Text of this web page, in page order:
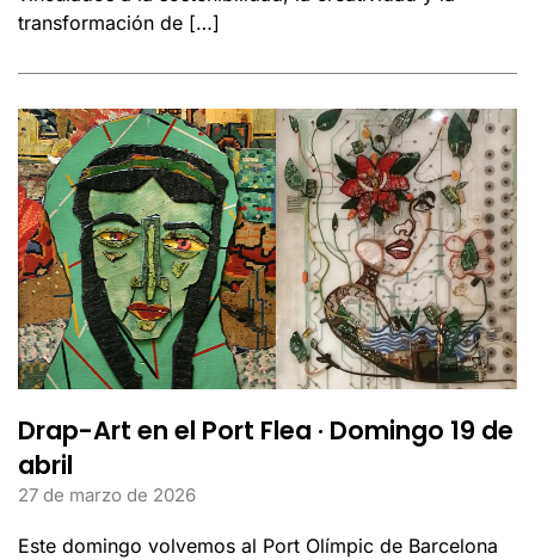
transformación de […]
Drap-Art en el Port Flea · Domingo 19 de
abril
27 de marzo de 2026
Este domingo volvemos al Port Olímpic de Barcelona